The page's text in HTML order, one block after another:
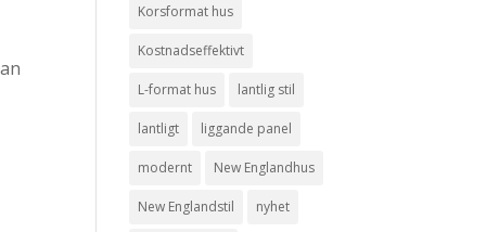
Korsformat hus
Kostnadseffektivt
L-format hus lantlig stil
lantligt liggande panel
modernt New Englandhus
New Englandstil nyhet